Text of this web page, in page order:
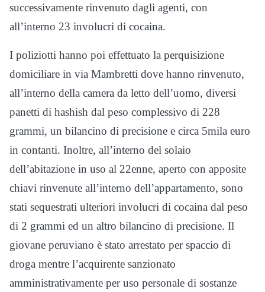
successivamente rinvenuto dagli agenti, con
all’interno 23 involucri di cocaina.
I poliziotti hanno poi effettuato la perquisizione
domiciliare in via Mambretti dove hanno rinvenuto,
all’interno della camera da letto dell’uomo, diversi
panetti di hashish dal peso complessivo di 228
grammi, un bilancino di precisione e circa 5mila euro
in contanti. Inoltre, all’interno del solaio
dell’abitazione in uso al 22enne, aperto con apposite
chiavi rinvenute all’interno dell’appartamento, sono
stati sequestrati ulteriori involucri di cocaina dal peso
di 2 grammi ed un altro bilancino di precisione. Il
giovane peruviano è stato arrestato per spaccio di
droga mentre l’acquirente sanzionato
amministrativamente per uso personale di sostanze